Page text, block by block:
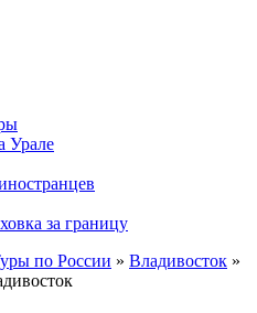
Урале
за границу
по России » Владивосток »